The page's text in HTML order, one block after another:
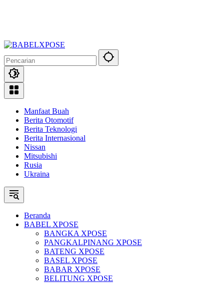
Manfaat Buah
Berita Otomotif
Berita Teknologi
Berita Internasional
Nissan
Mitsubishi
Rusia
Ukraina
Beranda
BABEL XPOSE
BANGKA XPOSE
PANGKALPINANG XPOSE
BATENG XPOSE
BASEL XPOSE
BABAR XPOSE
BELITUNG XPOSE